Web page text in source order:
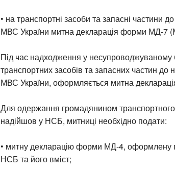
• на транспортні засоби та запасні частини
МВС України митна декларація форми МД-7
Під час надходження у несупроводжуваному
транспортних засобів та запасних частин до
МВС України, оформляється митна
Для одержання громадянином
надійшов у НСБ, митниці необхідно подати:
• митну декларацію форми МД-4,
НСБ та його вміст;